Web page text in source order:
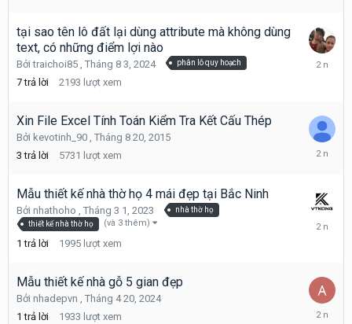
2024
tại sao tên lô đất lại dùng attribute mà không dùng
text, có những điểm lợi nào
Bởitraichoi85 Tháng 8 3, 2024 phân lô quy hoạch
7 trả lời 2193 lượt xem
Tháng
Xin File Excel Tính Toán Kiểm Tra Kết Cấu Thép
Bởi kevotinh_90 , Tháng 8 20, 2015
3 trả lời 5731 lượt xem
Tháng
2024
Mẫu thiết kế nhà thờ họ 4 mái đẹp tại Bắc Ninh
Bởi nhathoho , Tháng 3 1, 2023
nhà thờ họ
thiết kế nhà thờ họ
(và 3 thêm)
1 trả lời 1995 lượt xem
Tháng
Mẫu thiết kế nhà gỗ 5 gian đẹp
Bởi nhadepvn , Tháng 4 20, 2024
1 trả lời 1933 lượt xem
Tháng